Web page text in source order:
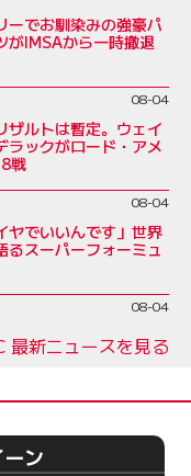
ーでお馴染みの強豪パ
がIMSAから一時撤退
08-04
ザルトは暫定。ウェイ
ラックがロード・アメ
戦
08-04
ヤでいいんです」世界
るスーパーフォーミュ
08-04
最新ニュースを見る
ン